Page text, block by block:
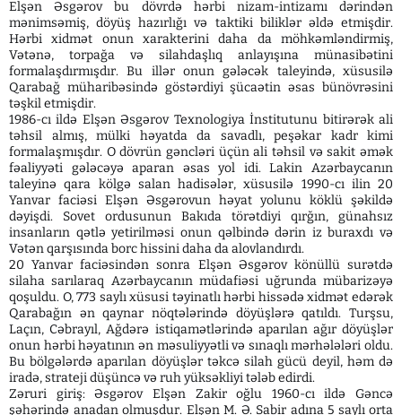
Elşən Əsgərov bu dövrdə hərbi nizam-intizamı dərindən
mənimsəmiş, döyüş hazırlığı və taktiki biliklər əldə etmişdir.
Hərbi xidmət onun xarakterini daha da möhkəmləndirmiş,
Vətənə, torpağa və silahdaşlıq anlayışına münasibətini
formalaşdırmışdır. Bu illər onun gələcək taleyində, xüsusilə
Qarabağ müharibəsində göstərdiyi şücaətin əsas bünövrəsini
təşkil etmişdir.
1986-cı ildə Elşən Əsgərov Texnologiya İnstitutunu bitirərək ali
təhsil almış, mülki həyatda da savadlı, peşəkar kadr kimi
formalaşmışdır. O dövrün gəncləri üçün ali təhsil və sakit əmək
fəaliyyəti gələcəyə aparan əsas yol idi. Lakin Azərbaycanın
taleyinə qara kölgə salan hadisələr, xüsusilə 1990-cı ilin 20
Yanvar faciəsi Elşən Əsgərovun həyat yolunu köklü şəkildə
dəyişdi. Sovet ordusunun Bakıda törətdiyi qırğın, günahsız
insanların qətlə yetirilməsi onun qəlbində dərin iz buraxdı və
Vətən qarşısında borc hissini daha da alovlandırdı.
20 Yanvar faciəsindən sonra Elşən Əsgərov könüllü surətdə
silaha sarılaraq Azərbaycanın müdafiəsi uğrunda mübarizəyə
qoşuldu. O, 773 saylı xüsusi təyinatlı hərbi hissədə xidmət edərək
Qarabağın ən qaynar nöqtələrində döyüşlərə qatıldı. Turşsu,
Laçın, Cəbrayıl, Ağdərə istiqamətlərində aparılan ağır döyüşlər
onun hərbi həyatının ən məsuliyyətli və sınaqlı mərhələləri oldu.
Bu bölgələrdə aparılan döyüşlər təkcə silah gücü deyil, həm də
iradə, strateji düşüncə və ruh yüksəkliyi tələb edirdi.
Zəruri giriş: Əsgərov Elşən Zakir oğlu 1960-cı ildə Gəncə
şəhərində anadan olmuşdur. Elşən M. Ə. Sabir adına 5 saylı orta